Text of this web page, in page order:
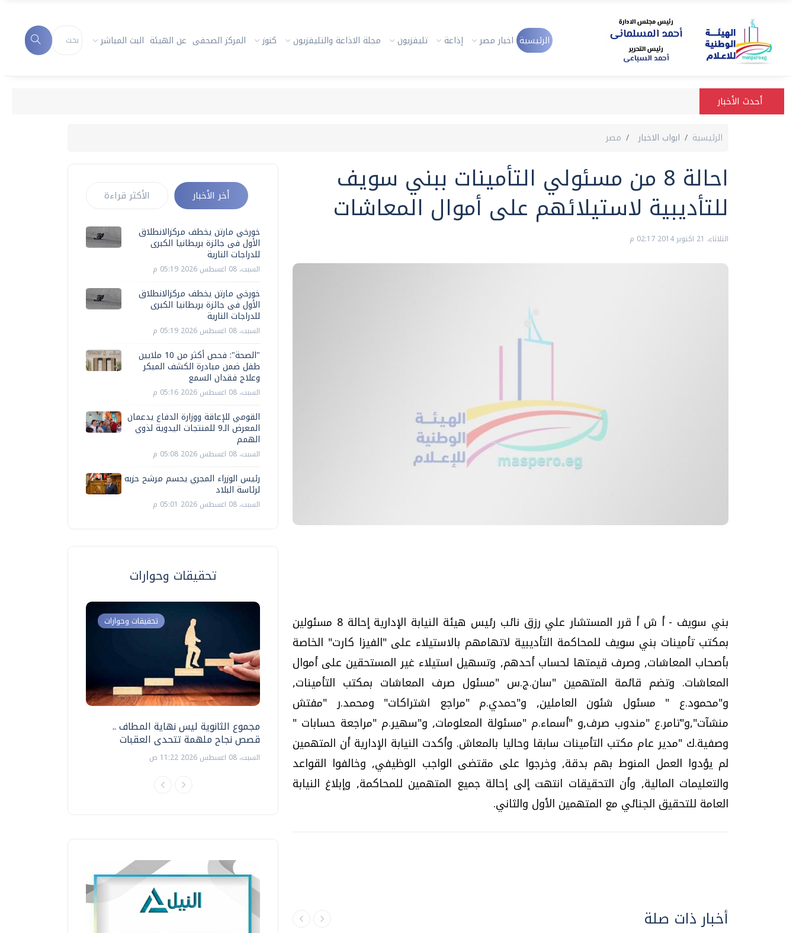
الرئيسية اخبار مصر إذاعة تليفزيون مجلة الاذاعة والتليفزيون كنوز المركز الصحفى عن الهيئة البث المباشر
أحدث الأخبار
الرئيسية ابواب الاخبار مصر
احالة 8 من مسئولي التأمينات ببني سويف
للتأديبية لاستيلائهم على أموال المعاشات
الثلاثاء، 21 اكتوبر 2014 02:17 م
بني سويف - أ ش أ قرر المستشار علي رزق نائب رئيس هيئة النيابة الإدارية إحالة 8 مسئولين
بمكتب تأمينات بني سويف للمحاكمة التأديبية لاتهامهم بالاستيلاء على "الفيزا كارت" الخاصة
بأصحاب المعاشات, وصرف قيمتها لحساب أحدهم, وتسهيل استيلاء غير المستحقين على أموال
المعاشات. وتضم قائمة المتهمين "سان.ج.س "مسئول صرف المعاشات بمكتب التأمينات,
و"محمود.ع " مسئول شئون العاملين, و"حمدي.م "مراجع اشتراكات" ومحمد.ر "مفتش
منشآت",و"تامر.ع "مندوب صرف,و "أسماء.م "مسئولة المعلومات, و"سهير.م "مراجعة حسابات "
وصفية.ك "مدير عام مكتب التأمينات سابقا وحاليا بالمعاش. وأكدت النيابة الإدارية أن المتهمين
لم يؤدوا العمل المنوط بهم بدقة, وخرجوا على مقتضى الواجب الوظيفي, وخالفوا القواعد
والتعليمات المالية, وأن التحقيقات انتهت إلى إحالة جميع المتهمين للمحاكمة, وإبلاغ النيابة
العامة للتحقيق الجنائي مع المتهمين الأول والثاني.
أخبار ذات صلة
أخر الأخبار الأكثر قراءة
خورخي مارتن يخطف مركزالانطلاق
الأول فى جائزة بريطانيا الكبرى
للدراجات النارية
السبت، 08 اغسطس 2026 05:19 م
خورخي مارتن يخطف مركزالانطلاق
الأول فى جائزة بريطانيا الكبرى
للدراجات النارية
السبت، 08 اغسطس 2026 05:19 م
"الصحة": فحص أكثر من 10 ملايين
طفل ضمن مبادرة الكشف المبكر
وعلاج فقدان السمع
السبت، 08 اغسطس 2026 05:16 م
القومي للإعاقة ووزارة الدفاع يدعمان
المعرض الـ9 للمنتجات اليدوية لذوي
الهمم
السبت، 08 اغسطس 2026 05:08 م
رئيس الوزراء المجري يحسم مرشح حزبه
لرئاسة البلاد
السبت، 08 اغسطس 2026 05:01 م
تحقيقات وحوارات
تحقيقات وحوارات
مجموع الثانوية ليس نهاية المطاف ..
قصص نجاح ملهمة تتحدى العقبات
السبت، 08 اغسطس 2026 11:22 ص
تحقيقات وحوارات
بعد إشعارات "جوجل" .. هل يمكن التنبوء
بالزلازل وكيف نتعامل معها؟
الثلاثاء، 04 اغسطس 2026 04:04 م
تحقيقات وحوارات
دليلك للتنسيق الجامعي .. تساؤلات
وإجابات
السبت، 01 اغسطس 2026 10:25 ص
تحقيقات وحوارات
فيديو.. الإعلام الرقمي.. تقنيات واعدة
وتحديات هائلة